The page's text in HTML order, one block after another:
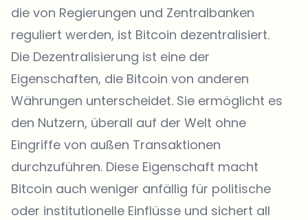
die von Regierungen und Zentralbanken
reguliert werden, ist Bitcoin dezentralisiert.
Die Dezentralisierung ist eine der
Eigenschaften, die Bitcoin von anderen
Währungen unterscheidet. Sie ermöglicht es
den Nutzern, überall auf der Welt ohne
Eingriffe von außen Transaktionen
durchzuführen. Diese Eigenschaft macht
Bitcoin auch weniger anfällig für politische
oder institutionelle Einflüsse und sichert all